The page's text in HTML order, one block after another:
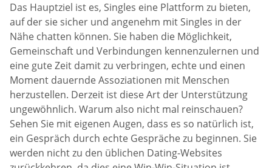
Das Hauptziel ist es, Singles eine Plattform zu bieten,
auf der sie sicher und angenehm mit Singles in der
Nähe chatten können. Sie haben die Möglichkeit,
Gemeinschaft und Verbindungen kennenzulernen und
eine gute Zeit damit zu verbringen, echte und einen
Moment dauernde Assoziationen mit Menschen
herzustellen. Derzeit ist diese Art der Unterstützung
ungewöhnlich. Warum also nicht mal reinschauen?
Sehen Sie mit eigenen Augen, dass es so natürlich ist,
ein Gespräch durch echte Gespräche zu beginnen. Sie
werden nicht zu den üblichen Dating-Websites